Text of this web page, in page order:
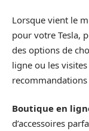
Lorsque vient le
pour votre Tesla,
des options de
ligne ou les
Boutique en
d’accessoires